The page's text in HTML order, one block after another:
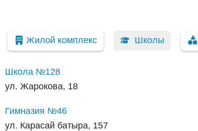
Жилой комплекс Школы
Школа №128
ул. Жарокова, 18
Гимназия №46
ул. Карасай батыра, 157